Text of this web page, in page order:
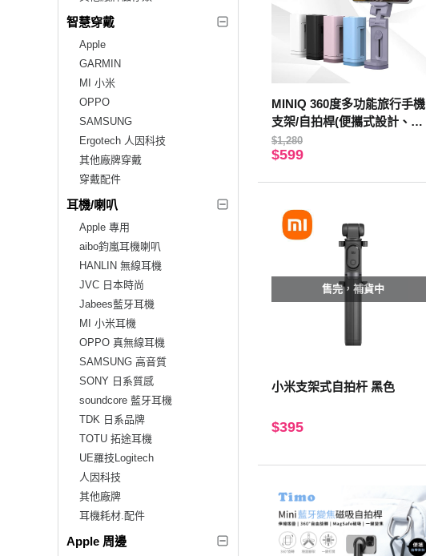
智慧穿戴
Apple
GARMIN
MI 小米
OPPO
SAMSUNG
Ergotech 人因科技
其他廠牌穿戴
穿戴配件
耳機/喇叭
Apple 專用
aibo鈞嵐耳機喇叭
HANLIN 無線耳機
JVC 日本時尚
Jabees藍牙耳機
MI 小米耳機
OPPO 真無線耳機
SAMSUNG 高音質
SONY 日系質感
soundcore 藍牙耳機
TDK 日系品牌
TOTU 拓途耳機
UE羅技Logitech
人因科技
其他廠牌
耳機耗材.配件
Apple 周邊
MINIQ 360度多功能旅行手機
支架/自拍桿(便攜式設計、易
於折疊) 紫色
$1,280
$599
售完，補貨中
小米支架式自拍杆 黑色
$395